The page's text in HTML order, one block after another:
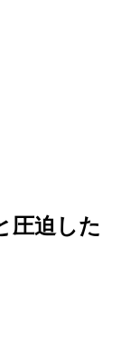
圧迫した